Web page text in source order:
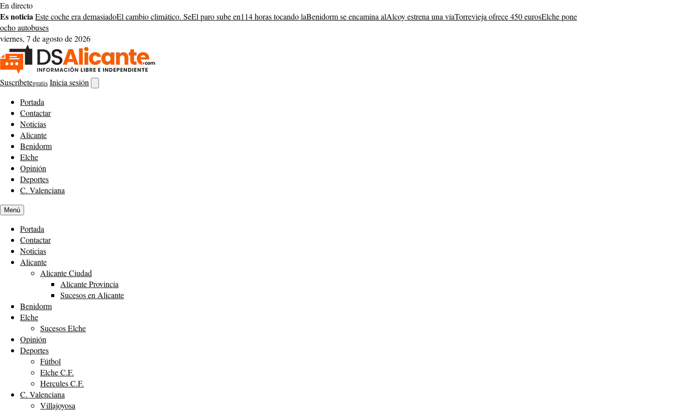
Saltar
al
contenido
En directo
Es noticiaEste coche era demasiadoEl cambio climático. SeEl paro sube en114 horas tocando laBenidorm se encamina alAlcoy estrena una víaTorrevieja ofrece 450 eurosElche pone
ocho autobuses
viernes, 7 de agosto de 2026
Suscríbetegratis Inicia sesión
buscador
Portada
Contactar
Noticias
Alicante
Benidorm
Elche
Opinión
Deportes
C. Valenciana
Menú
Portada
Contactar
Noticias
Alicante
Alicante Ciudad
Alicante Provincia
Sucesos en Alicante
Benidorm
Elche
Sucesos Elche
Opinión
Deportes
Fútbol
Elche C.F.
Hercules C.F.
C. Valenciana
Villajoyosa